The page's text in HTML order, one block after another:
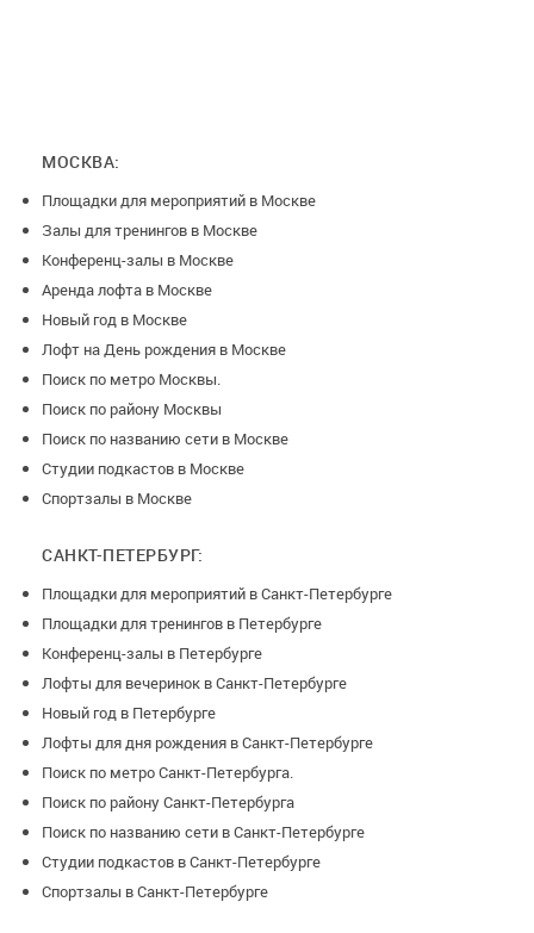
Условия возврата:
За 21 дней до даты проведения Мероприятия или ранее
возврат 100%
С 20-го по 8-й день до даты проведения возврат 50%
С 7-го дня до даты проведения мероприятия и позднее
возврат 0%, возможен перенос мероприятие на любой
другой удобный день, либо заморозка предоплаты, с
возможностью воспользоваться ей в течении года
МОСКВА:
Площадки для мероприятий в Москве
Залы для тренингов в Москве
Конференц-залы в Москве
Аренда лофта в Москве
Новый год в Москве
Лофт на День рождения в Москве
Поиск по метро Москвы.
Поиск по району Москвы
Поиск по названию сети в Москве
Студии подкастов в Москве
Спортзалы в Москве
САНКТ-ПЕТЕРБУРГ:
Площадки для мероприятий в Санкт-Петербурге
Площадки для тренингов в Петербурге
Конференц-залы в Петербурге
Лофты для вечеринок в Санкт-Петербурге
Новый год в Петербурге
Лофты для дня рождения в Санкт-Петербурге
Поиск по метро Санкт-Петербурга.
Поиск по району Санкт-Петербурга
Поиск по названию сети в Санкт-Петербурге
Студии подкастов в Санкт-Петербурге
Спортзалы в Санкт-Петербурге